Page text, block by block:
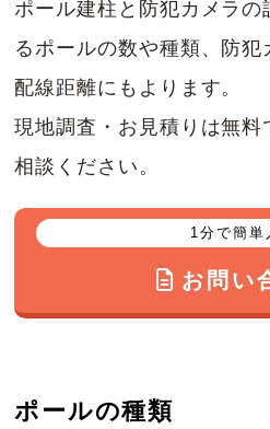
ポール建柱と防犯カメラの
るポールの数や種類、防犯
配線距離にもよります。
現地調査・お見積りは無
相談ください。
1分で簡単
お問い
ポールの種類